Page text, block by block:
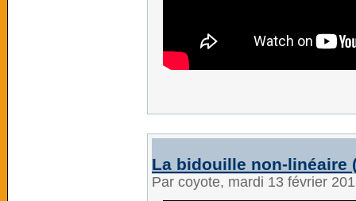
La bidouille non-linéaire
Par coyote, mardi 13 février